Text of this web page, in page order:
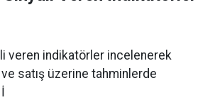
veren indikatörler incelenerek
ve satış üzerine tahminlerde